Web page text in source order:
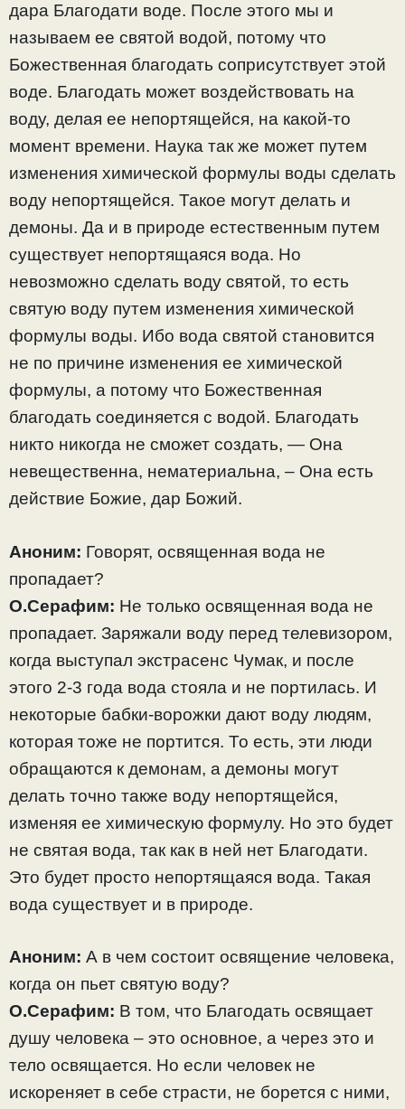
дара Благодати воде. После этого мы и
называем ее святой водой, потому что
Божественная благодать соприсутствует этой
воде. Благодать может воздействовать на
воду, делая ее непортящейся, на какой-то
момент времени. Наука так же может путем
изменения химической формулы воды сделать
воду непортящейся. Такое могут делать и
демоны. Да и в природе естественным путем
существует непортящаяся вода. Но
невозможно сделать воду святой, то есть
святую воду путем изменения химической
формулы воды. Ибо вода святой становится
не по причине изменения ее химической
формулы, а потому что Божественная
благодать соединяется с водой. Благодать
никто никогда не сможет создать, — Она
невещественна, нематериальна, – Она есть
действие Божие, дар Божий.
Аноним: Говорят, освященная вода не
пропадает?
О.Серафим: Не только освященная вода не
пропадает. Заряжали воду перед телевизором,
когда выступал экстрасенс Чумак, и после
этого 2-3 года вода стояла и не портилась. И
некоторые бабки-ворожки дают воду людям,
которая тоже не портится. То есть, эти люди
обращаются к демонам, а демоны могут
делать точно также воду непортящейся,
изменяя ее химическую формулу. Но это будет
не святая вода, так как в ней нет Благодати.
Это будет просто непортящаяся вода. Такая
вода существует и в природе.
Аноним: А в чем состоит освящение человека,
когда он пьет святую воду?
О.Серафим: В том, что Благодать освящает
душу человека – это основное, а через это и
тело освящается. Но если человек не
искореняет в себе страсти, не борется с ними,